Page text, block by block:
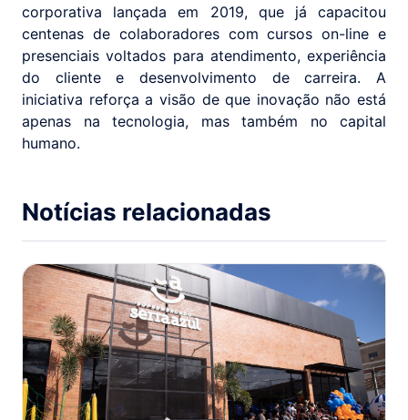
corporativa lançada em 2019, que já capacitou
centenas de colaboradores com cursos on-line e
presenciais voltados para atendimento, experiência
do cliente e desenvolvimento de carreira. A
iniciativa reforça a visão de que inovação não está
apenas na tecnologia, mas também no capital
humano.
Notícias relacionadas